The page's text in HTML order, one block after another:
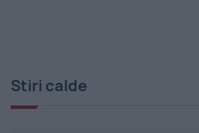
Stiri calde